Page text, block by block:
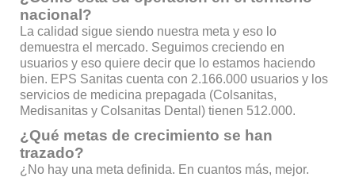
nacional?
La calidad sigue siendo nuestra meta y eso lo
demuestra el mercado. Seguimos creciendo en
usuarios y eso quiere decir que lo estamos haciendo
bien. EPS Sanitas cuenta con 2.166.000 usuarios y los
servicios de medicina prepagada (Colsanitas,
Medisanitas y Colsanitas Dental) tienen 512.000.
¿Qué metas de crecimiento se han
trazado?
¿No hay una meta definida. En cuantos más, mejor.